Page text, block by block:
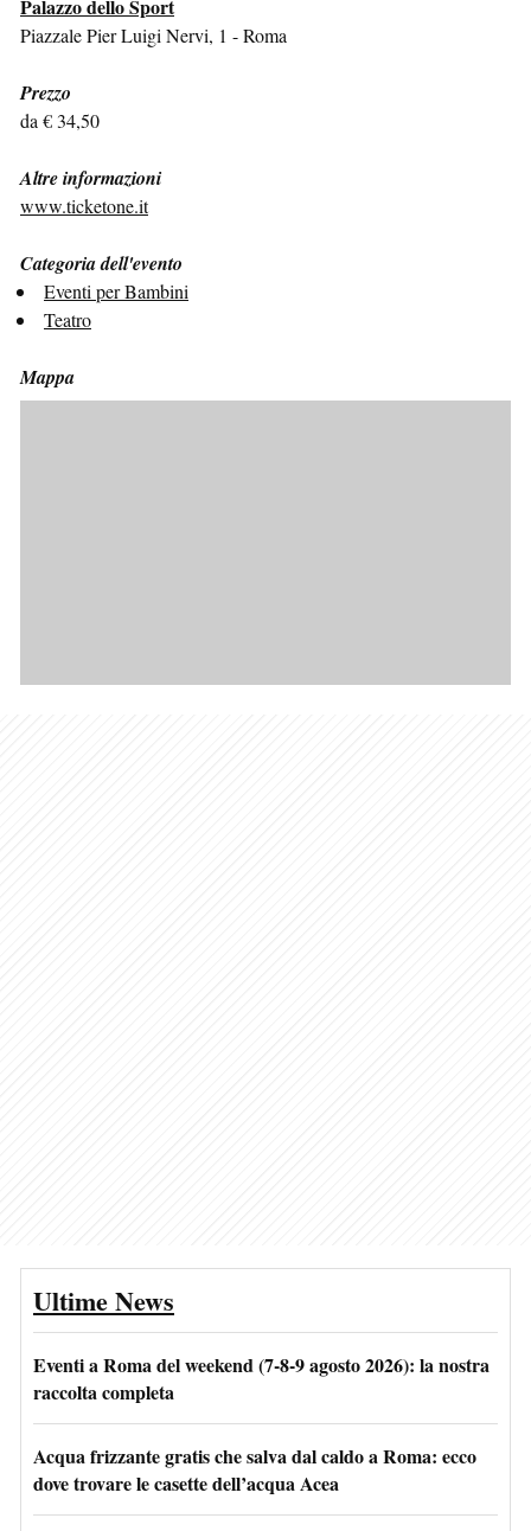
Palazzo dello Sport
Piazzale Pier Luigi Nervi, 1 - Roma
Prezzo
da € 34,50
Altre informazioni
www.ticketone.it
Categoria dell'evento
Eventi per Bambini
Teatro
Mappa
Ultime News
Eventi a Roma del weekend (7-8-9 agosto 2026): la nostra
raccolta completa
Acqua frizzante gratis che salva dal caldo a Roma: ecco
dove trovare le casette dell’acqua Acea